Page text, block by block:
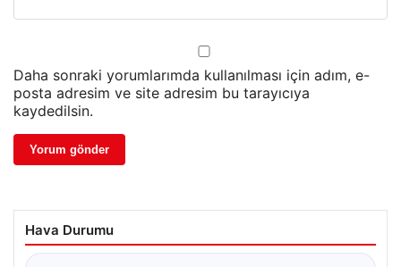
Daha sonraki yorumlarımda kullanılması için adım, e-
posta adresim ve site adresim bu tarayıcıya
kaydedilsin.
Hava Durumu